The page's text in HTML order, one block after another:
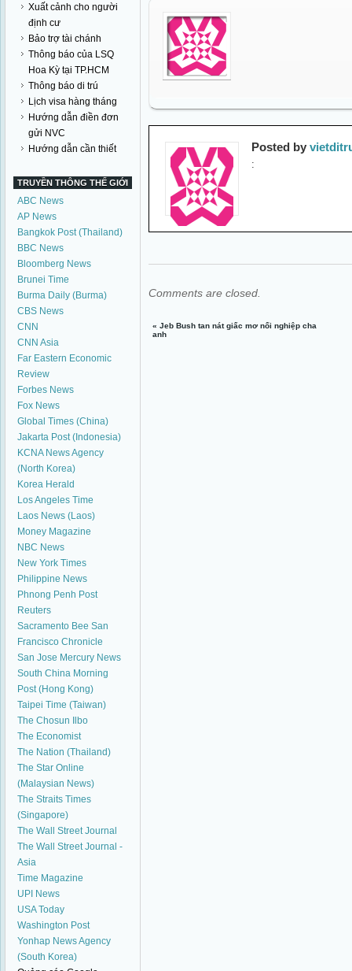
Xuất cảnh cho người
định cư
Bảo trợ tài chánh
Thông báo của LSQ
Hoa Kỳ tại TP.HCM
Thông báo di trú
Lịch visa hàng tháng
Hướng dẫn điền đơn
gửi NVC
Hướng dẫn cần thiết
TRUYỀN THÔNG THẾ GIỚI
ABC News
AP News
Bangkok Post (Thailand)
BBC News
Bloomberg News
Brunei Time
Burma Daily (Burma)
CBS News
CNN
CNN Asia
Far Eastern Economic
Review
Forbes News
Fox News
Global Times (China)
Jakarta Post (Indonesia)
KCNA News Agency
(North Korea)
Korea Herald
Los Angeles Time
Laos News (Laos)
Money Magazine
NBC News
New York Times
Philippine News
Phnong Penh Post
Reuters
Sacramento Bee San
Francisco Chronicle
San Jose Mercury News
South China Morning
Post (Hong Kong)
Taipei Time (Taiwan)
The Chosun Ilbo
The Economist
The Nation (Thailand)
The Star Online
(Malaysian News)
The Straits Times
(Singapore)
The Wall Street Journal
The Wall Street Journal -
Asia
Time Magazine
UPI News
USA Today
Washington Post
Yonhap News Agency
(South Korea)
Posted by
:
Comments are closed.
«​Jeb Bush tan nát giấc mơ nối nghiệp cha
anh